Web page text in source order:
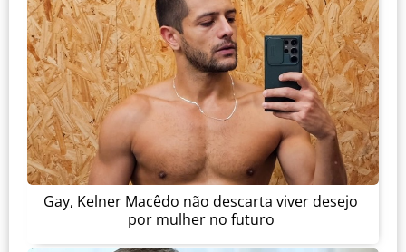
Gay, Kelner Macêdo não descarta viver desejo
por mulher no futuro